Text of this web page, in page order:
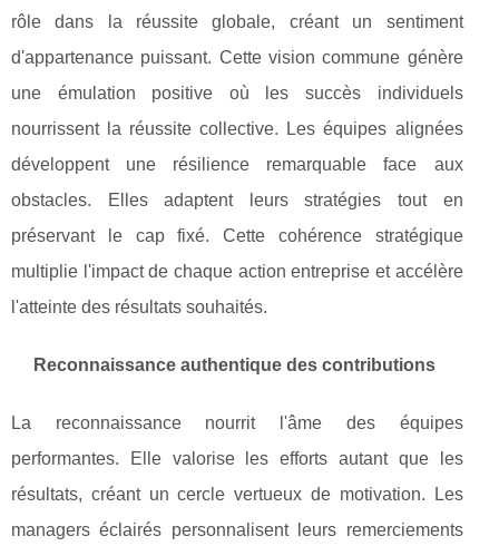
rôle dans la réussite globale, créant un sentiment
d'appartenance puissant. Cette vision commune génère
une émulation positive où les succès individuels
nourrissent la réussite collective. Les équipes alignées
développent une résilience remarquable face aux
obstacles. Elles adaptent leurs stratégies tout en
préservant le cap fixé. Cette cohérence stratégique
multiplie l'impact de chaque action entreprise et accélère
l'atteinte des résultats souhaités.
Reconnaissance authentique des contributions
La reconnaissance nourrit l'âme des équipes
performantes. Elle valorise les efforts autant que les
résultats, créant un cercle vertueux de motivation. Les
managers éclairés personnalisent leurs remerciements